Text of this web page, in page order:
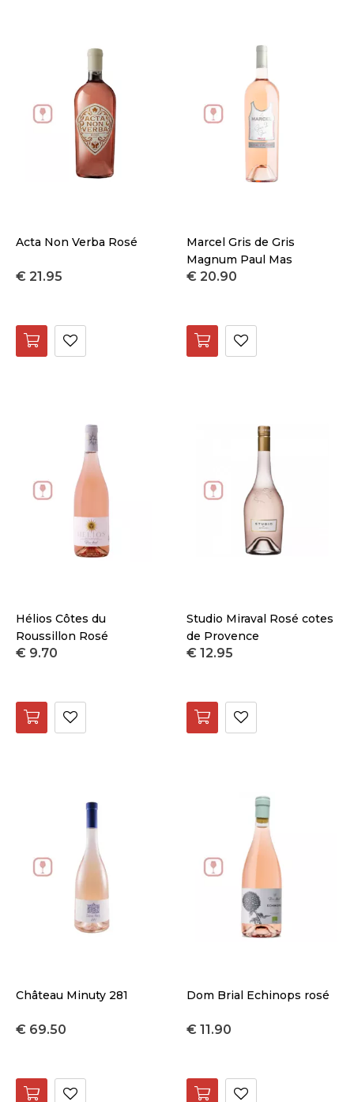
Acta Non Verba Rosé
€ 21.95
Marcel Gris de Gris
Magnum Paul Mas
€ 20.90
Hélios Côtes du
Roussillon Rosé
€ 9.70
Studio Miraval Rosé cotes
de Provence
€ 12.95
Château Minuty 281
€ 69.50
Dom Brial Echinops rosé
€ 11.90